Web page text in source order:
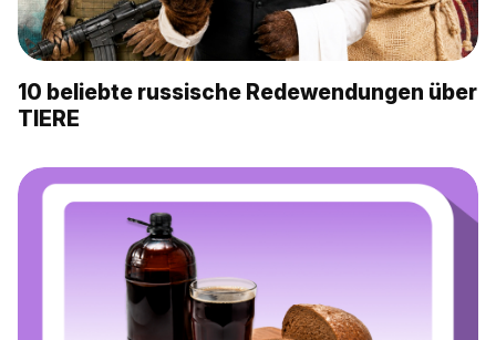
10 beliebte russische Redewendungen über
TIERE